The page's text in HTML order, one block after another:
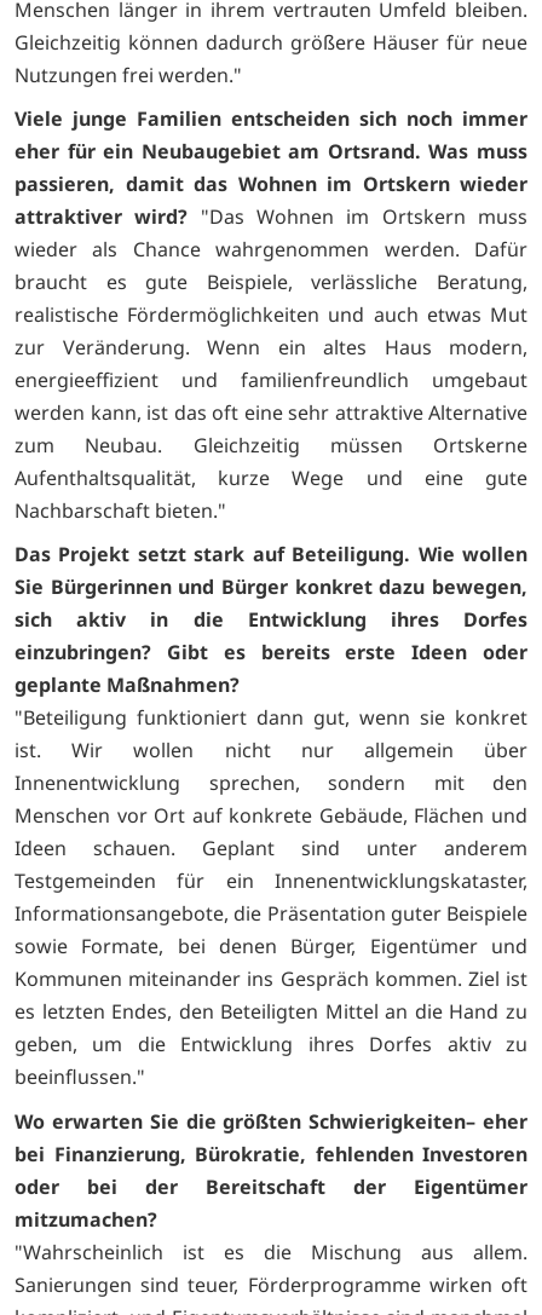
Menschen länger in ihrem vertrauten Umfeld bleiben.
Gleichzeitig können dadurch größere Häuser für neue
Nutzungen frei werden."
Viele junge Familien entscheiden sich noch immer
eher für ein Neubaugebiet am Ortsrand. Was muss
passieren, damit das Wohnen im Ortskern wieder
attraktiver wird? "Das Wohnen im Ortskern muss
wieder als Chance wahrgenommen werden. Dafür
braucht es gute Beispiele, verlässliche Beratung,
realistische Fördermöglichkeiten und auch etwas Mut
zur Veränderung. Wenn ein altes Haus modern,
energieeffizient und familienfreundlich umgebaut
werden kann, ist das oft eine sehr attraktive Alternative
zum Neubau. Gleichzeitig müssen Ortskerne
Aufenthaltsqualität, kurze Wege und eine gute
Nachbarschaft bieten."
Das Projekt setzt stark auf Beteiligung. Wie wollen
Sie Bürgerinnen und Bürger konkret dazu bewegen,
sich aktiv in die Entwicklung ihres Dorfes
einzubringen? Gibt es bereits erste Ideen oder
geplante Maßnahmen?
"Beteiligung funktioniert dann gut, wenn sie konkret
ist. Wir wollen nicht nur allgemein über
Innenentwicklung sprechen, sondern mit den
Menschen vor Ort auf konkrete Gebäude, Flächen und
Ideen schauen. Geplant sind unter anderem
Testgemeinden für ein Innenentwicklungskataster,
Informationsangebote, die Präsentation guter Beispiele
sowie Formate, bei denen Bürger, Eigentümer und
Kommunen miteinander ins Gespräch kommen. Ziel ist
es letzten Endes, den Beteiligten Mittel an die Hand zu
geben, um die Entwicklung ihres Dorfes aktiv zu
beeinflussen."
Wo erwarten Sie die größten Schwierigkeiten– eher
bei Finanzierung, Bürokratie, fehlenden Investoren
oder bei der Bereitschaft der Eigentümer
mitzumachen?
"Wahrscheinlich ist es die Mischung aus allem.
Sanierungen sind teuer, Förderprogramme wirken oft